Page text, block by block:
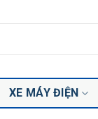
XE MÁY ĐIỆN